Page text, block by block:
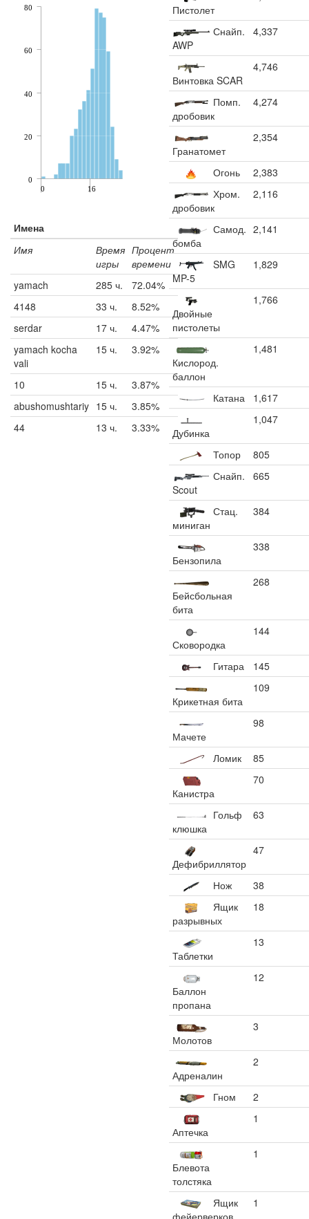
0 16
0
20
40
60
80
Имена
Имя
Время
игры
Процент
времени
yamach
285 ч.
72.04%
4148
33 ч.
8.52%
serdar
17 ч.
4.47%
yamach kocha
vali
15 ч. 3.92%
10 15 ч.
3.87%
abushomushtariy 15 ч.
3.85%
44
13 ч. 3.33%
Пистолет
Снайп.
AWP
4,337
Винтовка SCAR
4,746
Помп.
дробовик
4,274
Гранатомет
2,354
Огонь
2,383
Хром.
дробовик
2,116
Самод.
бомба
2,141
SMG
MP-5
1,829
Двойные
пистолеты
1,766
Кислород.
баллон
1,481
Катана 1,617
Дубинка
1,047
Топор
805
Снайп.
Scout
665
Стац.
миниган
384
Бензопила
338
Бейсбольная
бита
268
Сковородка
144
Гитара 145
Крикетная бита
109
Мачете
98
Ломик 85
Канистра
70
Гольф
клюшка
63
Дефибриллятор
47
Нож
38
Ящик
разрывных
18
Таблетки
13
Баллон
пропана
12
Молотов
3
Адреналин
2
Гном 2
Аптечка
1
Блевота
толстяка
1
Ящик
фейерверков
1